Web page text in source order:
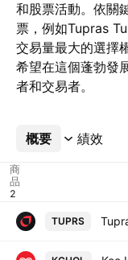
和股票活動。依關
票，例如Tupras
交易量最大的選擇
希望在這個蓬勃發
者和交易者。
概要 績效
更多
商
品
TUPRS